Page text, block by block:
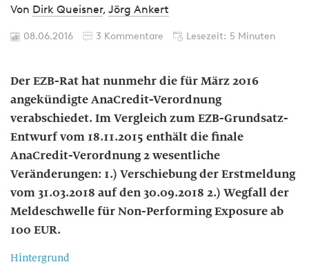
Von Dirk Queisner, Jörg Ankert
08.06.2016 3 Kommentare Lesezeit: 5 Minuten
Der EZB-Rat hat nunmehr die für März 2016
angekündigte AnaCredit-Verordnung
verabschiedet. Im Vergleich zum EZB-Grundsatz-
Entwurf vom 18.11.2015 enthält die finale
AnaCredit-Verordnung 2 wesentliche
Veränderungen: 1.) Verschiebung der Erstmeldung
vom 31.03.2018 auf den 30.09.2018 2.) Wegfall der
Meldeschwelle für Non-Performing Exposure ab
100 EUR.
Hintergrund